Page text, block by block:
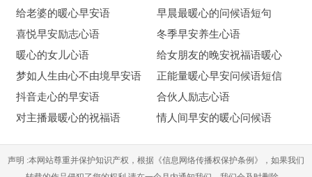
的不如意，人生何必苦求事事如意，遇到不顺和挫折，其实也是
人生另外的一种收获。朋友，愿你遇事不消极，乐观又积极！
18、周一上班开头，周二忙碌挠头，周三繁琐缠头，周四净
是乱头，周五有点眉头，周末尽是乐头。周末到了，愿你美好上
心头，出门碰彩头，全身有劲头，快乐无尽头，满是精神头。
苗一棵，希望一生美丽过，播种祝福信一条，希望一生幸福全。
给老婆的暖心早安语
早晨最暖心的问候语短句
喜悦早安励志心语
冬季早安养生心语
暖心的女儿心语
给女朋友的晚安祝福语暖心
梦如人生由心不由境早安语
正能量暖心早安问候语短信
抖音走心的早安语
合伙人励志心语
对主播最暖心的祝福语
情人间早安的暖心问候语
声明 :本网站尊重并保护知识产权，根据《信息网络传播权保护条例》，如果我们